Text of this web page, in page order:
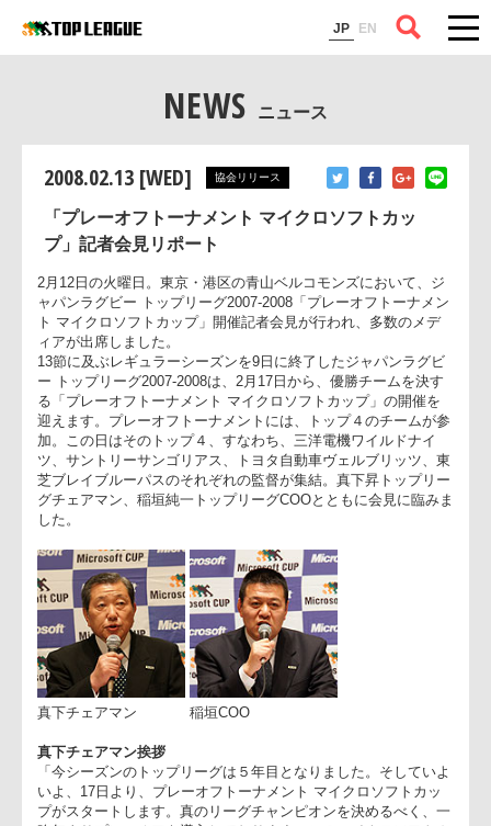
JP EN
コラム
NEWS ニュース
2008.02.13 [WED] 協会リリース
「プレーオフトーナメント マイクロソフトカッ
プ」記者会見リポート
2月12日の火曜日。東京・港区の青山ベルコモンズにおいて、
ャパンラグビー トップリーグ2007-2008「プレーオフトーナメ
ト マイクロソフトカップ」開催記者会見が行われ、多数のメデ
ィアが出席しました。
13節に及ぶレギュラーシーズンを9日に終了したジャパンラグ
ー トップリーグ2007-2008は、2月17日から、優勝チームを決
る「プレーオフトーナメント マイクロソフトカップ」の開催を
迎えます。プレーオフトーナメントには、トップ４のチームが
加。この日はそのトップ４、すなわち、三洋電機ワイルドナイ
ツ、サントリーサンゴリアス、トヨタ自動車ヴェルブリッツ、
グチェアマン、稲垣純一トップリーグCOOとともに会見に臨み
した。
真下チェアマン 稲垣COO